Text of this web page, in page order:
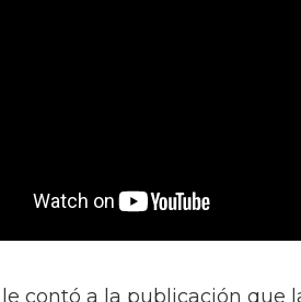
contó a la publicación que